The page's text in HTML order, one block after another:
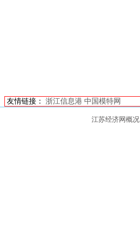
友情链接： 浙江信息港 中国模特网
江苏经济网概况